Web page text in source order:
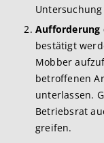
Aufforderung
bestätigt
Mobber
betroffenen
unterlassen.
Betriebsrat
greifen.